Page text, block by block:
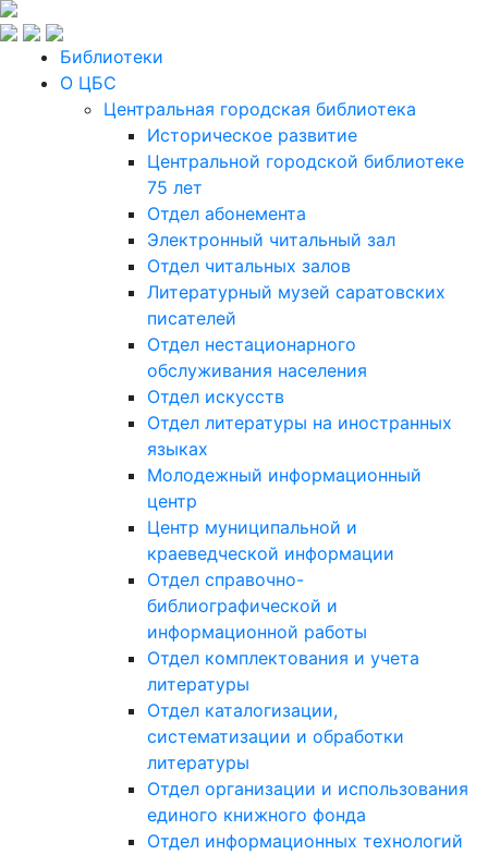
Библиотеки
О ЦБС
Центральная городская библиотека
Историческое развитие
Центральной городской библиотеке
75 лет
Отдел абонемента
Электронный читальный зал
Отдел читальных залов
Литературный музей саратовских
писателей
Отдел нестационарного
обслуживания населения
Отдел искусств
Отдел литературы на иностранных
языках
Молодежный информационный
центр
Центр муниципальной и
краеведческой информации
Отдел справочно-
библиографической и
информационной работы
Отдел комплектования и учета
литературы
Отдел каталогизации,
систематизации и обработки
литературы
Отдел организации и использования
единого книжного фонда
Отдел информационных технологий